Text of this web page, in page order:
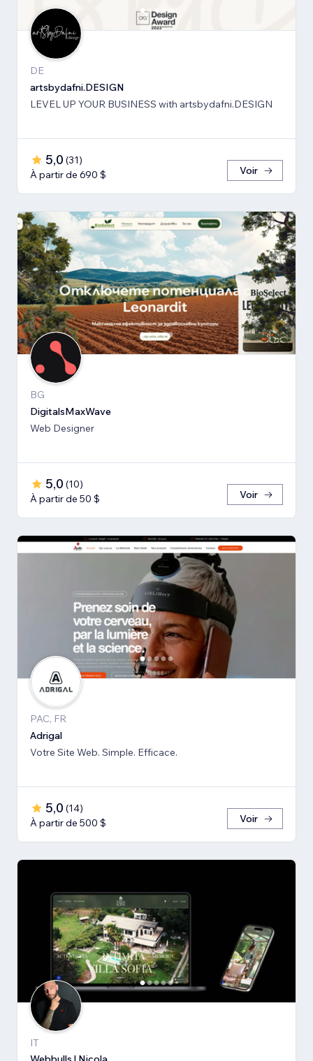
DE
artsbydafni.DESIGN
LEVEL UP YOUR BUSINESS with artsbydafni.DESIGN
5,0 (31)
À partir de 690 $
Voir
BG
DigitalsMaxWave
Web Designer
5,0 (10)
À partir de 50 $
Voir
PAC, FR
Adrigal
Votre Site Web. Simple. Efficace.
5,0 (14)
À partir de 500 $
Voir
IT